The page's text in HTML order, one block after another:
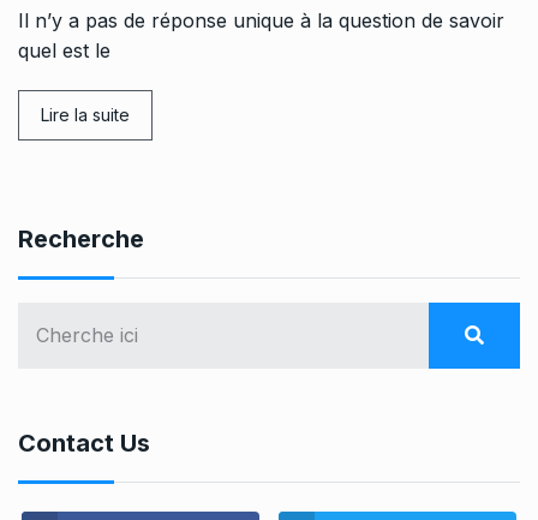
Il n’y a pas de réponse unique à la question de savoir
quel est le
Lire la suite
Recherche
Contact Us